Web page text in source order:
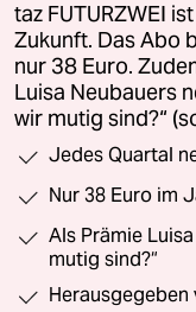
taz FUTURZWEI
Zukunft. Das Abo
nur 38 Euro.
Luisa Neubauers
wir mutig sind?“
Jedes Quartal
Nur 38 Euro im
Als Prämie
mutig sind?“
Herausgegeben